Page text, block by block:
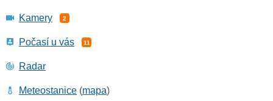
Kamery 2
Počasí u vás 11
Radar
Meteostanice (mapa)